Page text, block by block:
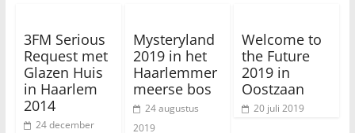
3FM Serious
Request met
Glazen Huis
in Haarlem
2014
24 december
Mysteryland
2019 in het
Haarlemmer
meerse bos
24 augustus
2019
Welcome to
the Future
2019 in
Oostzaan
20 juli 2019